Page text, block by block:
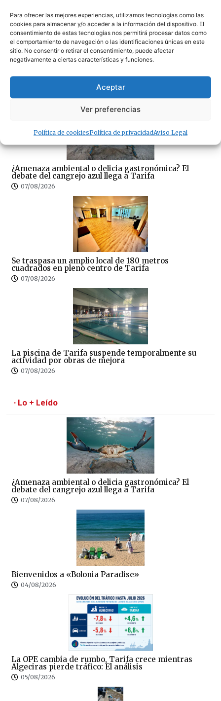
Para ofrecer las mejores experiencias, utilizamos tecnologías como las
cookies para almacenar y/o acceder a la información del dispositivo. El
consentimiento de estas tecnologías nos permitirá procesar datos como
el comportamiento de navegación o las identificaciones únicas en este
sitio. No consentir o retirar el consentimiento, puede afectar
negativamente a ciertas características y funciones.
Aceptar
Ver preferencias
Política de cookiesPolítica de privacidadAviso Legal
CSIF denuncia el colapso del Juzgado de Paz de
¿Amenaza ambiental o delicia gastronómica? El
debate del cangrejo azul llega a Tarifa
07/08/2026
Se traspasa un amplio local de 180 metros
cuadrados en pleno centro de Tarifa
07/08/2026
La piscina de Tarifa suspende temporalmente su
actividad por obras de mejora
07/08/2026
· Lo + Leído
¿Amenaza ambiental o delicia gastronómica? El
debate del cangrejo azul llega a Tarifa
07/08/2026
Bienvenidos a «Bolonia Paradise»
04/08/2026
La OPE cambia de rumbo, Tarifa crece mientras
Algeciras pierde tráfico: El análisis
05/08/2026